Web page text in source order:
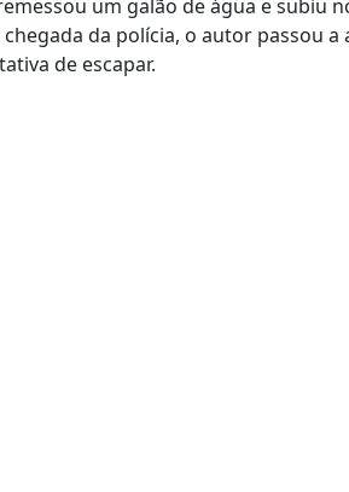
um galão de água e
da polícia, o autor passou
de escapar.